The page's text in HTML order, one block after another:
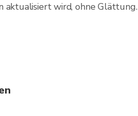
aktualisiert wird, ohne Glättung.